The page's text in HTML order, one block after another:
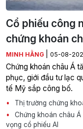
Cổ phiếu công
chứng khoán
MINH HẰNG 05-08-
Chứng khoán châu Á
phục, giới đầu tư lạc
tế Mỹ sắp công bố.
Thị trường chứng
Chứng khoán châu
vọng cổ phiếu AI